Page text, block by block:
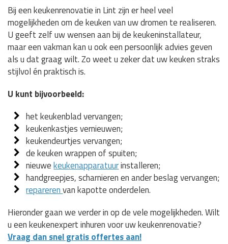
Bij een keukenrenovatie in Lint zijn er heel veel
mogelijkheden om de keuken van uw dromen te realiseren.
U geeft zelf uw wensen aan bij de keukeninstallateur,
maar een vakman kan u ook een persoonlijk advies geven
als u dat graag wilt. Zo weet u zeker dat uw keuken straks
stijlvol én praktisch is.
U kunt bijvoorbeeld:
het keukenblad vervangen;
keukenkastjes vernieuwen;
keukendeurtjes vervangen;
de keuken wrappen of spuiten;
nieuwekeukenapparatuurinstalleren;
handgreepjes, scharnieren en ander beslag vervangen;
reparerenvan kapotte onderdelen.
Hieronder gaan we verder in op de vele mogelijkheden. Wilt
u een keukenexpert inhuren voor uw keukenrenovatie?
Vraag dan snel gratis offertes aan!